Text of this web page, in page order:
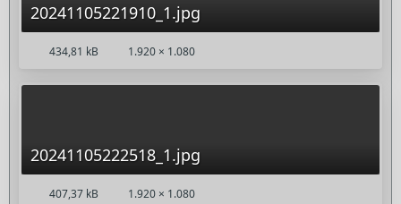
20241105221910_1.jpg
434,81 kB 1.920 × 1.080
20241105222518_1.jpg
407,37 kB 1.920 × 1.080